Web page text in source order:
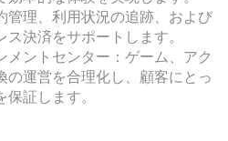
管理、利用状況の追跡、および
決済をサポートします。
メントセンター：ゲーム、アク
の運営を合理化し、顧客にとっ
証します。